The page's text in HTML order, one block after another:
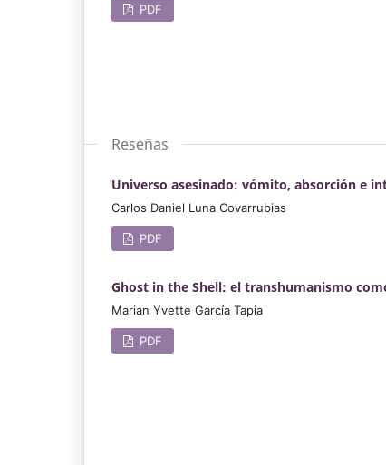
PDF
Reseñas
Universo asesinado: vómito, absorción e
Carlos Daniel Luna Covarrubias
PDF
Ghost in the Shell: el transhumanismo
Marian Yvette García Tapia
PDF